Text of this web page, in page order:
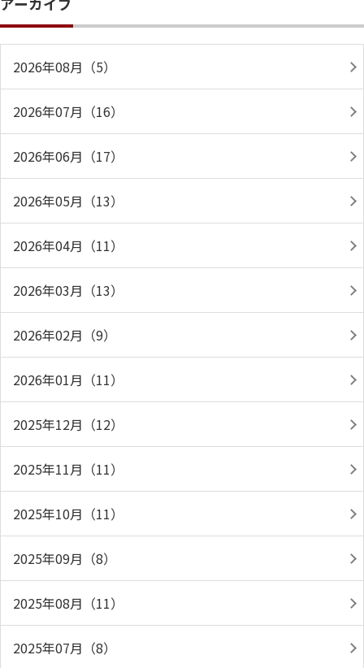
2026年08月（5）
2026年07月（16）
2026年06月（17）
2026年05月（13）
2026年04月（11）
2026年03月（13）
2026年02月（9）
2026年01月（11）
2025年12月（12）
2025年11月（11）
2025年10月（11）
2025年09月（8）
2025年08月（11）
2025年07月（8）